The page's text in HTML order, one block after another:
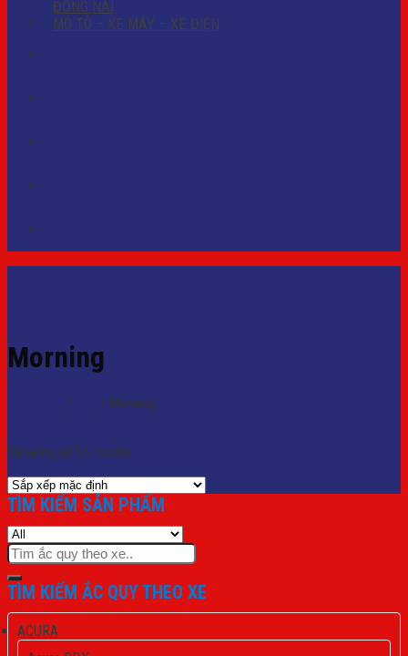
ĐỒNG NAI
MÔ TÔ – XE MÁY – XE ĐIỆN
Morning
/ / Morning
Showing all 16 results
TÌM KIẾM SẢN PHẨM
Tìm
kiếm:
TÌM KIẾM ẮC QUY THEO XE
ACURA